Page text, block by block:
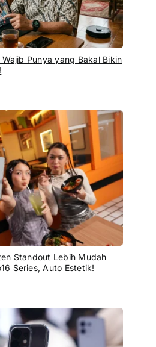
Punya yang Bakal Bikin
Standout Lebih Mudah
Series, Auto Estetik!